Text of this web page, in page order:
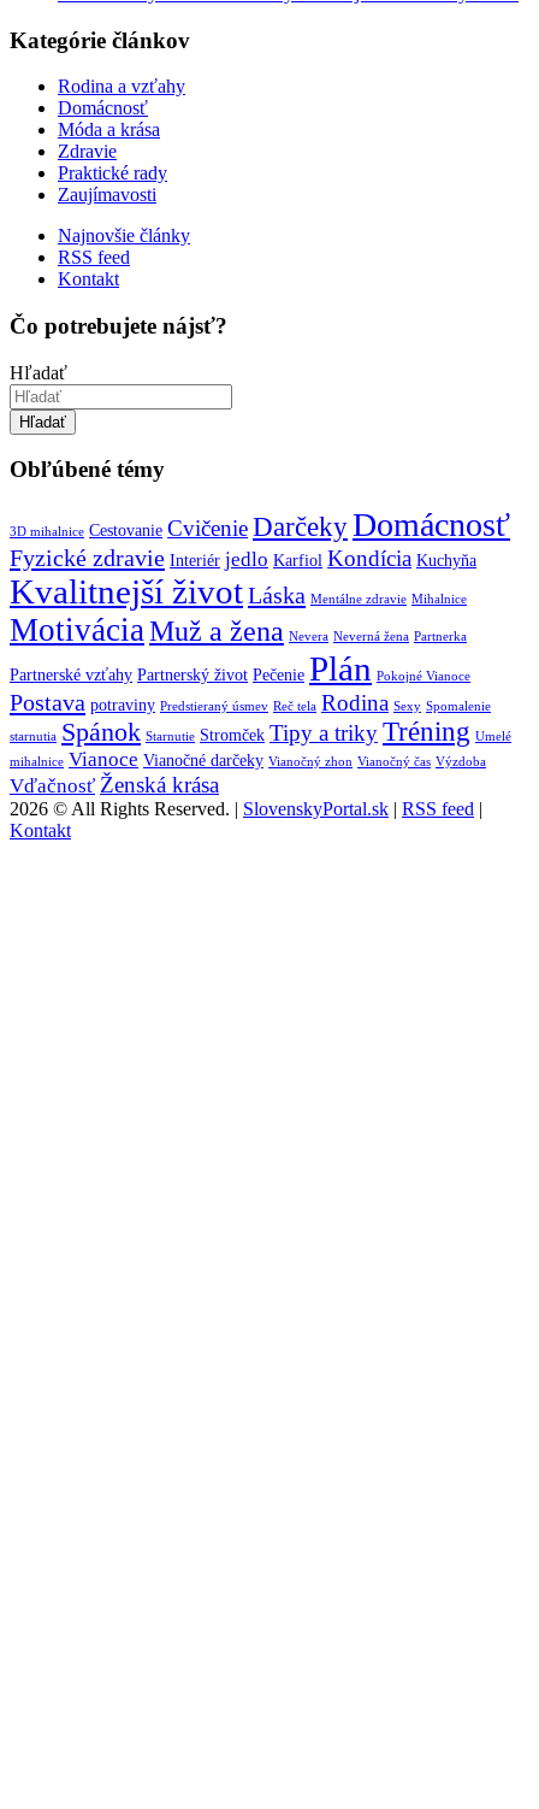
Kategórie článkov
Rodina a vzťahy
Domácnosť
Móda a krása
Zdravie
Praktické rady
Zaujímavosti
Najnovšie články
RSS feed
Kontakt
Čo potrebujete nájsť?
Hľadať
Hľadať
Obľúbené témy
3D mihalnice Cestovanie CvičenieDarčekyDomácnosť
Fyzické zdravie Interiér jedlo Karfiol Kondícia Kuchyňa
Kvalitnejší životLáska Mentálne zdravie Mihalnice
MotiváciaMuž a žena Nevera Neverná žena Partnerka
Partnerské vzťahy Partnerský život Pečenie Plán Pokojné Vianoce
Postava potraviny Predstieraný úsmev Reč tela Rodina Sexy Spomalenie
starnutia Spánok Starnutie Stromček Tipy a trikyTréning Umelé
mihalnice Vianoce Vianočné darčeky Vianočný zhon Vianočný čas Výzdoba
Vďačnosť Ženská krása
2026 © All Rights Reserved. | SlovenskyPortal.sk | RSS feed |
Kontakt